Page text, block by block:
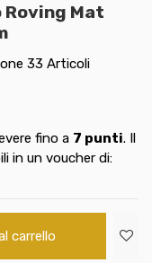
Roving Mat
33 Articoli
fino a 7 punti. Il
in un voucher di:
carrello